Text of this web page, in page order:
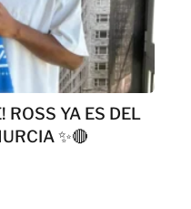
ROSS YA ES DEL
✨🔴